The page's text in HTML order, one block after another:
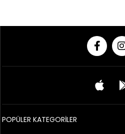
POPÜLER KATEGORİLER